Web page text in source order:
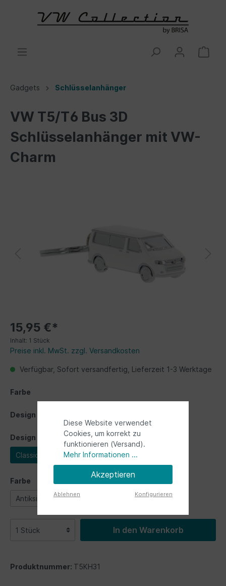
Gadgets Schlüsselanhänger
VW T5/T6 Bus 3D
Schlüsselanhänger mit VW-
Charm
15,95 €*
Inhalt: 1 Stück
Preise inkl. MwSt. zzgl. Versandkosten
Verfügbar, Sofort versandfertig, Lieferzeit 1-3 Werktage
Farbe
Design
Design
Classic Bus1
Farbe
Antiksilberoptik schwarz weiß
In den Warenkorb
Produktnummer: T5KH31
Diese Website verwendet
Cookies, um korrekt zu
funktionieren (Versand).
Mehr Informationen ...
Akzeptieren
Ablehnen Konfigurieren